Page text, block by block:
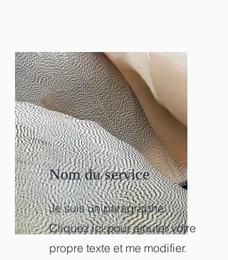
Nom du service
Je suis un paragraphe.
Cliquez ici pour ajouter votre
propre texte et me modifier.